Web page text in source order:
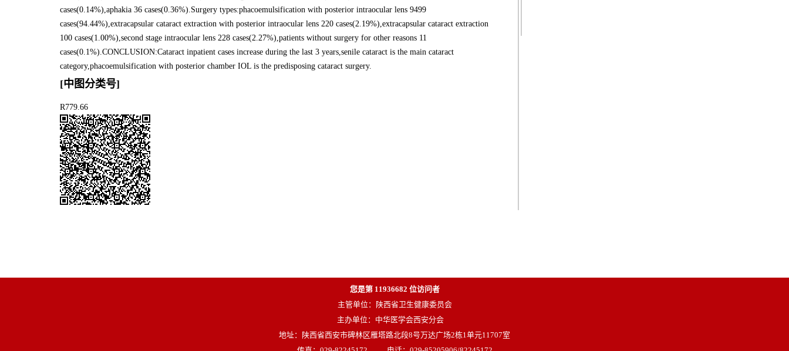
cases(0.14%),aphakia 36 cases(0.36%).Surgery types:phacoemulsification with posterior intraocular lens 9499
cases(94.44%),extracapsular cataract extraction with posterior intraocular lens 220 cases(2.19%),extracapsular cataract extraction
100 cases(1.00%),second stage intraocular lens 228 cases(2.27%),patients without surgery for other reasons 11
cases(0.1%).CONCLUSION:Cataract inpatient cases increase during the last 3 years,senile cataract is the main cataract
category,phacoemulsification with posterior chamber IOL is the predisposing cataract surgery.
[中图分类号]
R779.66
您是第 11936682 位访问者
主管单位：陕西省卫生健康委员会
主办单位：中华医学会西安分会
地址：陕西省西安市碑林区雁塔路北段8号万达广场2栋1单元11707室